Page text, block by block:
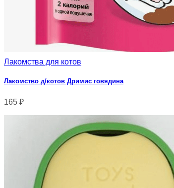
Лакомства для котов
Лакомство д/котов Дримис говядина
165 ₽